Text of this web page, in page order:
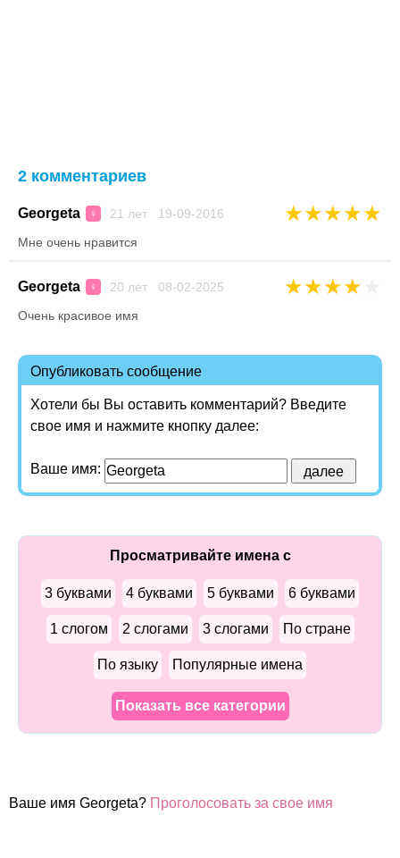
2 комментариев
Georgeta ♀ 21 лет 19-09-2016 ★★★★★
Мне очень нравится
Georgeta ♀ 20 лет 08-02-2025 ★★★★
Очень красивое имя
Опубликовать сообщение
Хотели бы Вы оставить комментарий? Введите
свое имя и нажмите кнопку далее:
Ваше имя:
Просматривайте имена с
3 буквами 4 буквами 5 буквами 6 буквами
1 слогом 2 слогами 3 слогами По стране
По языку Популярные имена
Показать все категории
Ваше имя Georgeta? Проголосовать за свое имя